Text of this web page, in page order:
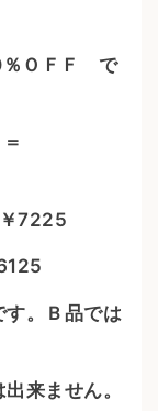
ＯＦＦ で
7225
。Ｂ品では
来ません。